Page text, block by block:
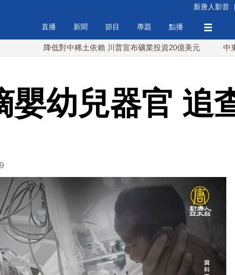
新唐人影音 |
直播 新聞 節目 專題 點播
降低對中稀土依賴 川普宣布礦業投資20億美元 中東局勢動
嬰幼兒器官 追